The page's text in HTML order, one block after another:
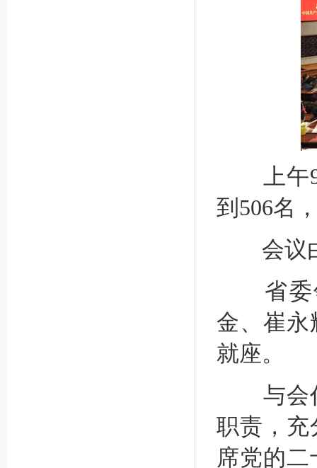
上午9
到506名
会议由
省委领
金、崔永
就座。
与会代
职责，充
席党的